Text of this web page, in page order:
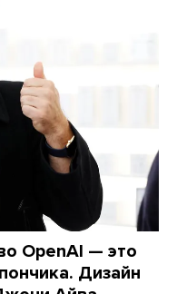
OpenAI — это
Дизайн